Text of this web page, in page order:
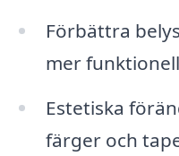
Förbättra
mer
Estetiska
färger och